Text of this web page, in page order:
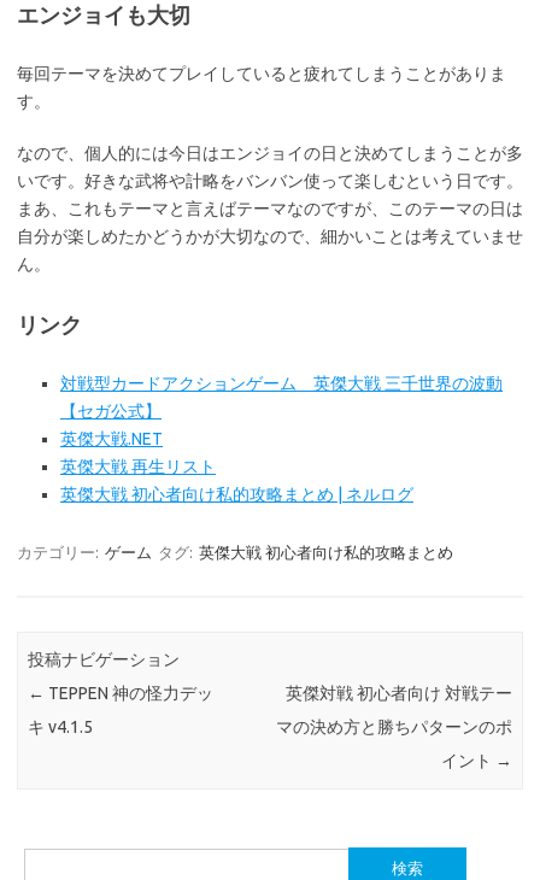
エンジョイも大切
毎回テーマを決めてプレイしていると疲れてしまうことがありま
す。
なので、個人的には今日はエンジョイの日と決めてしまうことが多
いです。好きな武将や計略をバンバン使って楽しむという日です。
まあ、これもテーマと言えばテーマなのですが、このテーマの日は
自分が楽しめたかどうかが大切なので、細かいことは考えていませ
ん。
リンク
対戦型カードアクションゲーム 英傑大戦 三千世界の波動
【セガ公式】
英傑大戦.NET
英傑大戦 再生リスト
英傑大戦 初心者向け私的攻略まとめ | ネルログ
カテゴリー: ゲーム タグ: 英傑大戦 初心者向け私的攻略まとめ
投稿ナビゲーション
← TEPPEN 神の怪力デッ
キ v4.1.5
英傑対戦 初心者向け 対戦テー
マの決め方と勝ちパターンのポ
イント →